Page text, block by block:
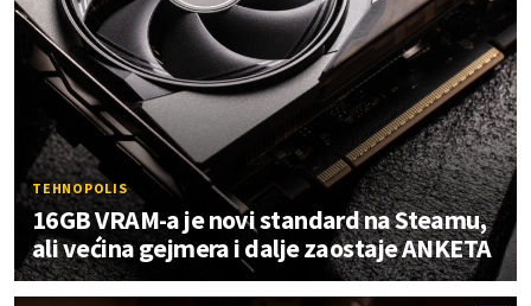
TEHNOPOLIS
16GB VRAM-a je novi standard na Steamu,
ali većina gejmera i dalje zaostaje ANKETA